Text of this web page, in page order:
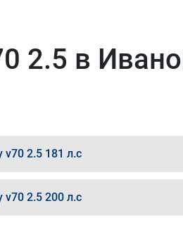
2.5 в
v70 2.5 181 л.с
v70 2.5 200 л.с